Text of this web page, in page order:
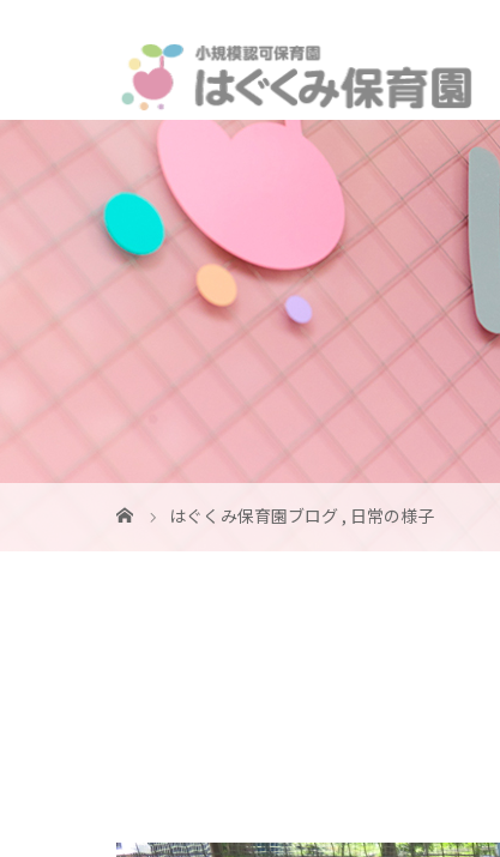
はぐくみ保育園ブログ , 日常の様子